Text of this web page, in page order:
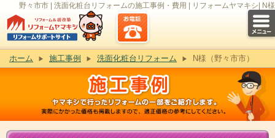
野々市市 | 洗面化粧台リフォームの施工事例・費用 | リフォームヤマキシ| N様
ホーム 施工事例 洗面化粧台リフォーム N様（野々市市）